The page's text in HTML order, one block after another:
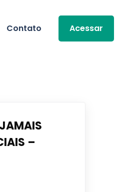
Contato Acessar
–